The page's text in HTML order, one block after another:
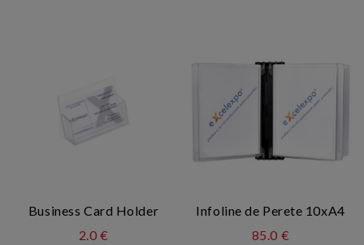
Business Card Holder
2.0 €
Infoline de Perete 10xA4
85.0 €